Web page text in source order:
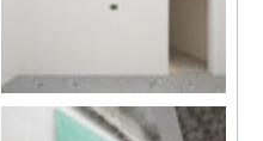
展覽現場
攝影：關尚智